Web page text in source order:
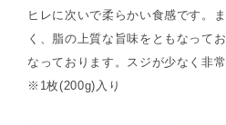
ヒレに次いで柔らかい食感です。
く、脂の上質な旨味をともなって
なっております。スジが少なく非
※1枚(200g)入り